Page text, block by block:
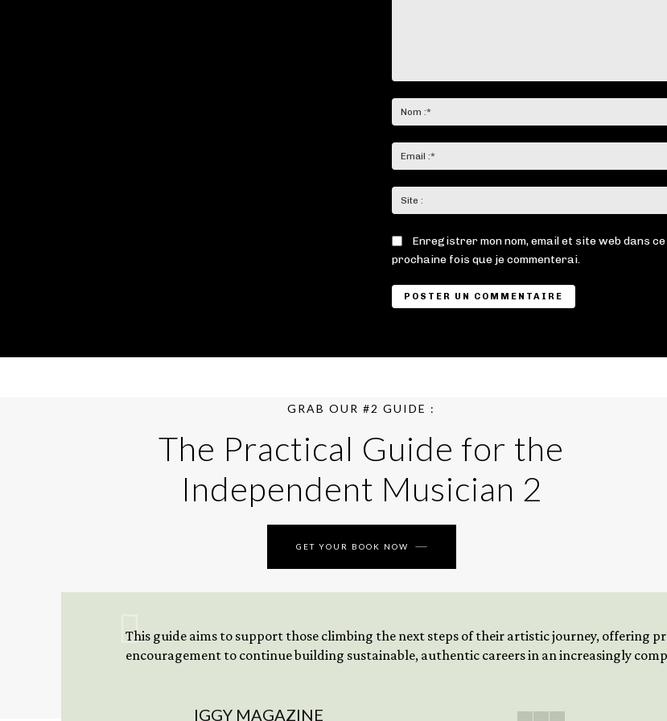
Enregistrer mon nom, email et site web dans
prochaine fois que je commenterai.
GRAB OUR #2 GUIDE :
The Practical Guide for the
Independent Musician 2
GET YOUR BOOK NOW
This guide aims to support those climbing the next steps of their artistic journey, offering
encouragement to continue building sustainable, authentic careers in an increasingly
IGGY MAGAZINE